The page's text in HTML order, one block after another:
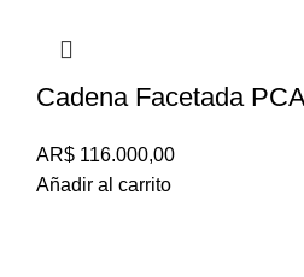
Cadena Facetada
AR$ 116.000,00
Añadir al carrito